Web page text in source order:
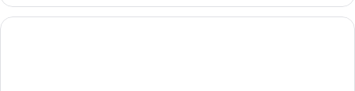
Deluks